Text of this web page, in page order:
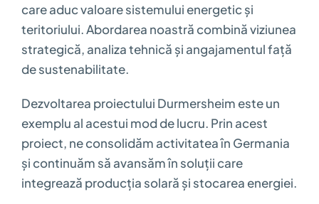
care aduc valoare sistemului energetic și
teritoriului. Abordarea noastră combină viziunea
strategică, analiza tehnică și angajamentul față
de sustenabilitate.
Dezvoltarea proiectului Durmersheim este un
exemplu al acestui mod de lucru. Prin acest
proiect, ne consolidăm activitatea în Germania
și continuăm să avansăm în soluții care
integrează producția solară și stocarea energiei.